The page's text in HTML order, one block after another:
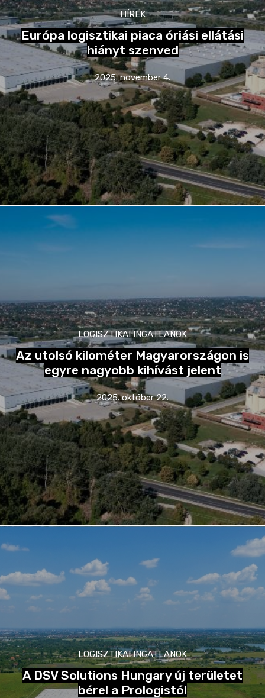
HÍREK
Európa logisztikai piaca óriási ellátási
hiányt szenved
2025. november 4.
LOGISZTIKAI INGATLANOK
Az utolsó kilométer Magyarországon is
egyre nagyobb kihívást jelent
2025. október 22.
LOGISZTIKAI INGATLANOK
A DSV Solutions Hungary új területet
bérel a Prologistól